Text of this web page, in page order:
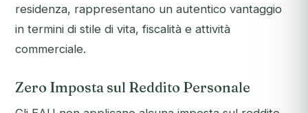
residenza, rappresentano un autentico vantaggio
in termini di stile di vita, fiscalità e attività
commerciale.
Zero Imposta sul Reddito Personale